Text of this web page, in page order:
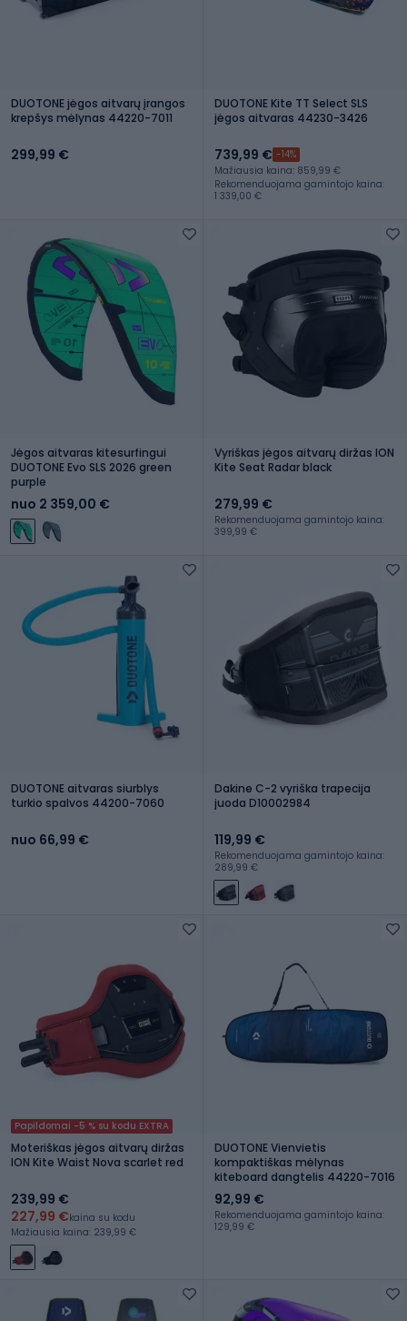
DUOTONE jėgos aitvarų įrangos
krepšys mėlynas 44220-7011
299,99 €
DUOTONE Kite TT Select SLS
jėgos aitvaras 44230-3426
739,99 € -14%
Mažiausia kaina: 859,99 €
Rekomenduojama gamintojo kaina:
1 339,00 €
Jėgos aitvaras kitesurfingui
DUOTONE Evo SLS 2026 green
purple
nuo 2 359,00 €
Vyriškas jėgos aitvarų diržas ION
Kite Seat Radar black
279,99 €
Rekomenduojama gamintojo kaina:
399,99 €
DUOTONE aitvaras siurblys
turkio spalvos 44200-7060
nuo 66,99 €
Dakine C-2 vyriška trapecija
juoda D10002984
119,99 €
Rekomenduojama gamintojo kaina:
289,99 €
Papildomai -5 % su kodu EXTRA
Moteriškas jėgos aitvarų diržas
ION Kite Waist Nova scarlet red
239,99 €
227,99 €kaina su kodu
Mažiausia kaina: 239,99 €
DUOTONE Vienvietis
kompaktiškas mėlynas
kiteboard dangtelis 44220-7016
92,99 €
Rekomenduojama gamintojo kaina:
129,99 €